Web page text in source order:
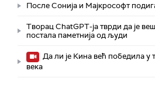
После Сонија и Мајкрософт
Творац ChatGPT-ја тврди да је
постала паметнија од људи
Да ли је Кина већ победила у
века